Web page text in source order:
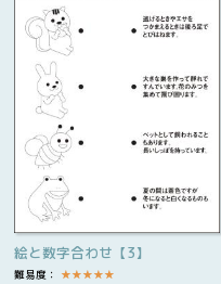
絵と数字合わせ【3】
難易度： ★★★★★